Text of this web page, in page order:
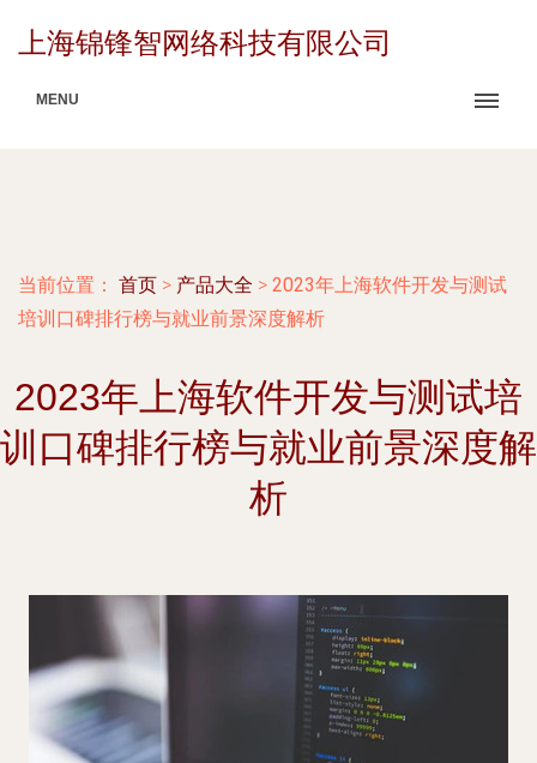
上海锦锋智网络科技有限公司
MENU
当前位置： 首页 > 产品大全 > 2023年上海软件开发与测试
培训口碑排行榜与就业前景深度解析
2023年上海软件开发与测试培
训口碑排行榜与就业前景深度解
析